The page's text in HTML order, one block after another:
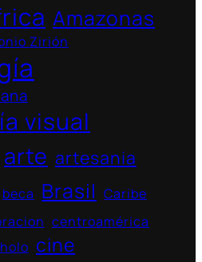
Amazonas
Zirión
visual
arte artesania
beca Brasil Caribe
centroamérica
cine